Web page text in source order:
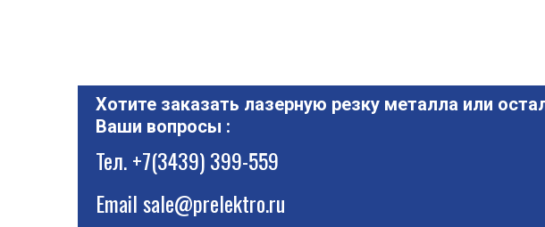
Хотите заказать лазерную резку металла или
Ваши вопросы :
Тел.+7(3439) 399-559
Emailsale@prelektro.ru